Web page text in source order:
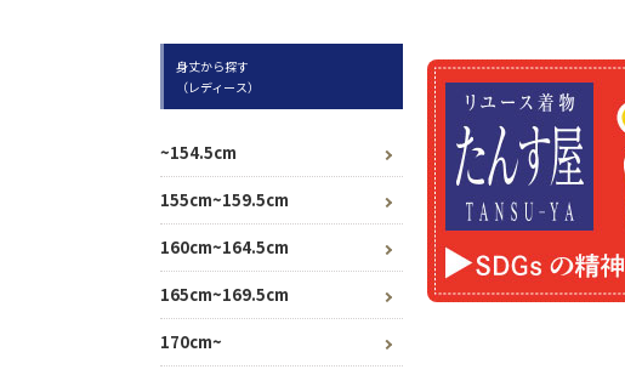
身丈から探す
（レディース）
~154.5cm
155cm~159.5cm
160cm~164.5cm
165cm~169.5cm
170cm~